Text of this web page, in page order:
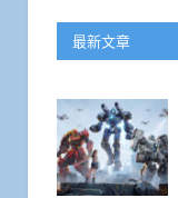
最新文章